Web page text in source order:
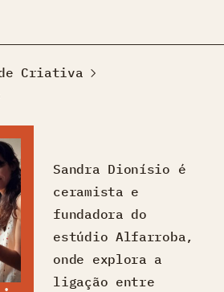
Criativa
Sandra Dionísio é
ceramista e
fundadora do
estúdio Alfarroba,
onde explora a
ligação entre